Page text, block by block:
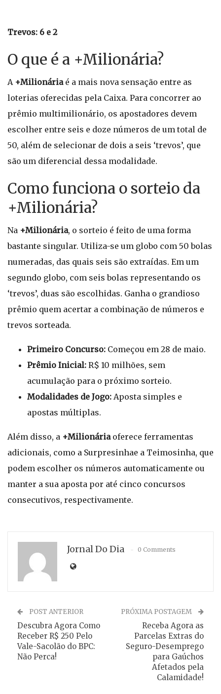
Trevos: 6 e 2
O que é a +Milionária?
A +Milionáriaé a mais nova sensação entre as
loterias oferecidas pela Caixa. Para concorrer ao
prêmio multimilionário, os apostadores devem
escolher entre seis e doze números de um total de
50, além de selecionar de dois a seis ‘trevos’, que
são um diferencial dessa modalidade.
Como funciona o sorteio da
+Milionária?
Na +Milionária, o sorteio é feito de uma forma
bastante singular. Utiliza-se um globo com 50 bolas
numeradas, das quais seis são extraídas. Em um
segundo globo, com seis bolas representando os
‘trevos’, duas são escolhidas. Ganha o grandioso
prêmio quem acertar a combinação de números e
trevos sorteada.
Primeiro Concurso: Começou em 28 de maio.
Prêmio Inicial: R$ 10 milhões, sem
acumulação para o próximo sorteio.
Modalidades de Jogo: Aposta simples e
apostas múltiplas.
Além disso, a +Milionáriaoferece ferramentas
adicionais, como a Surpresinhae a Teimosinha, que
podem escolher os números automaticamente ou
manter a sua aposta por até cinco concursos
consecutivos, respectivamente.
Jornal Do Dia 0 Comments
POST ANTERIOR
Descubra Agora Como
Receber R$ 250 Pelo
Vale-Sacolão do BPC:
Não Perca!
PRÓXIMA POSTAGEM
Receba Agora as
Parcelas Extras do
Seguro-Desemprego
para Gaúchos
Afetados pela
Calamidade!